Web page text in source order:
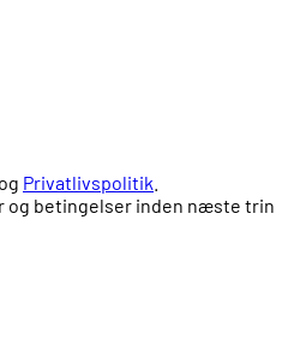
og Privatlivspolitik
og betingelser inden næste trin